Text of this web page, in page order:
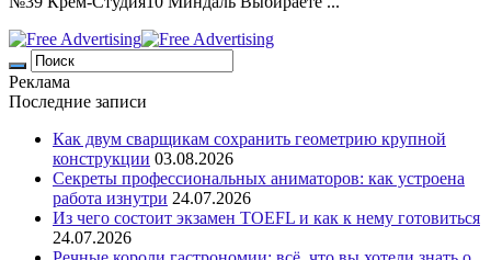
Реклама
Последние записи
Как двум сварщикам сохранить геометрию крупной
конструкции 03.08.2026
Секреты профессиональных аниматоров: как устроена
работа изнутри 24.07.2026
Из чего состоит экзамен TOEFL и как к нему готовиться
24.07.2026